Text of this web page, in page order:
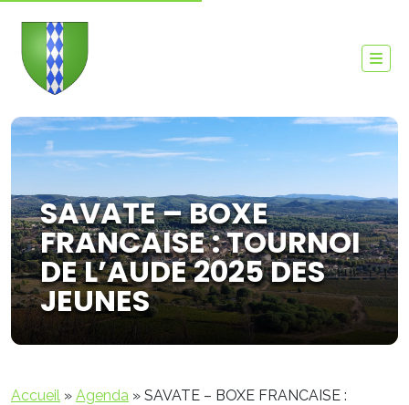
SAVATE – BOXE
FRANCAISE : TOURNOI
DE L’AUDE 2025 DES
JEUNES
Accueil » Agenda » SAVATE – BOXE FRANCAISE :